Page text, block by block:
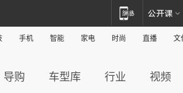
手机 智能 家电 时尚 直播 文
导购 车型库 行业 视频